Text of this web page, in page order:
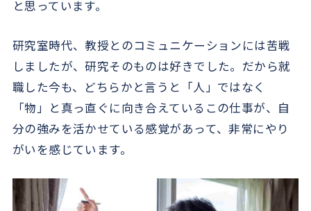
と思っています。
研究室時代、教授とのコミュニケーションには苦戦
しましたが、研究そのものは好きでした。だから就
職した今も、どちらかと言うと「人」ではなく
「物」と真っ直ぐに向き合えているこの仕事が、自
分の強みを活かせている感覚があって、非常にやり
がいを感じています。